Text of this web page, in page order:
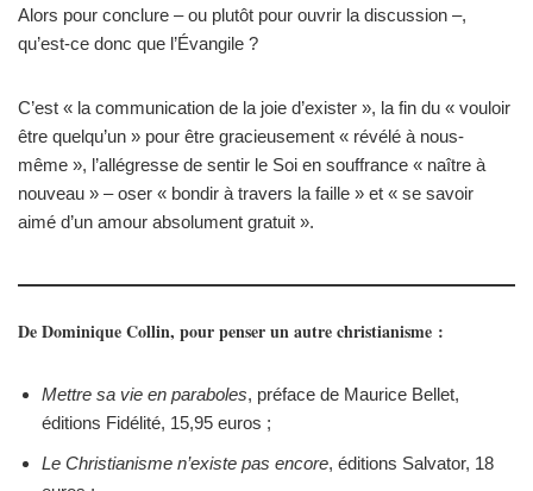
Alors pour conclure – ou plutôt pour ouvrir la discussion –,
qu’est-ce donc que l’Évangile ?
C’est « la communication de la joie d’exister », la fin du « vouloir
être quelqu’un » pour être gracieusement « révélé à nous-
même », l’allégresse de sentir le Soi en souffrance « naître à
nouveau » – oser « bondir à travers la faille » et « se savoir
aimé d’un amour absolument gratuit ».
De Dominique Collin, pour penser un autre christianisme :
Mettre sa vie en paraboles, préface de Maurice Bellet,
éditions Fidélité, 15,95 euros ;
Le Christianisme n’existe pas encore, éditions Salvator, 18